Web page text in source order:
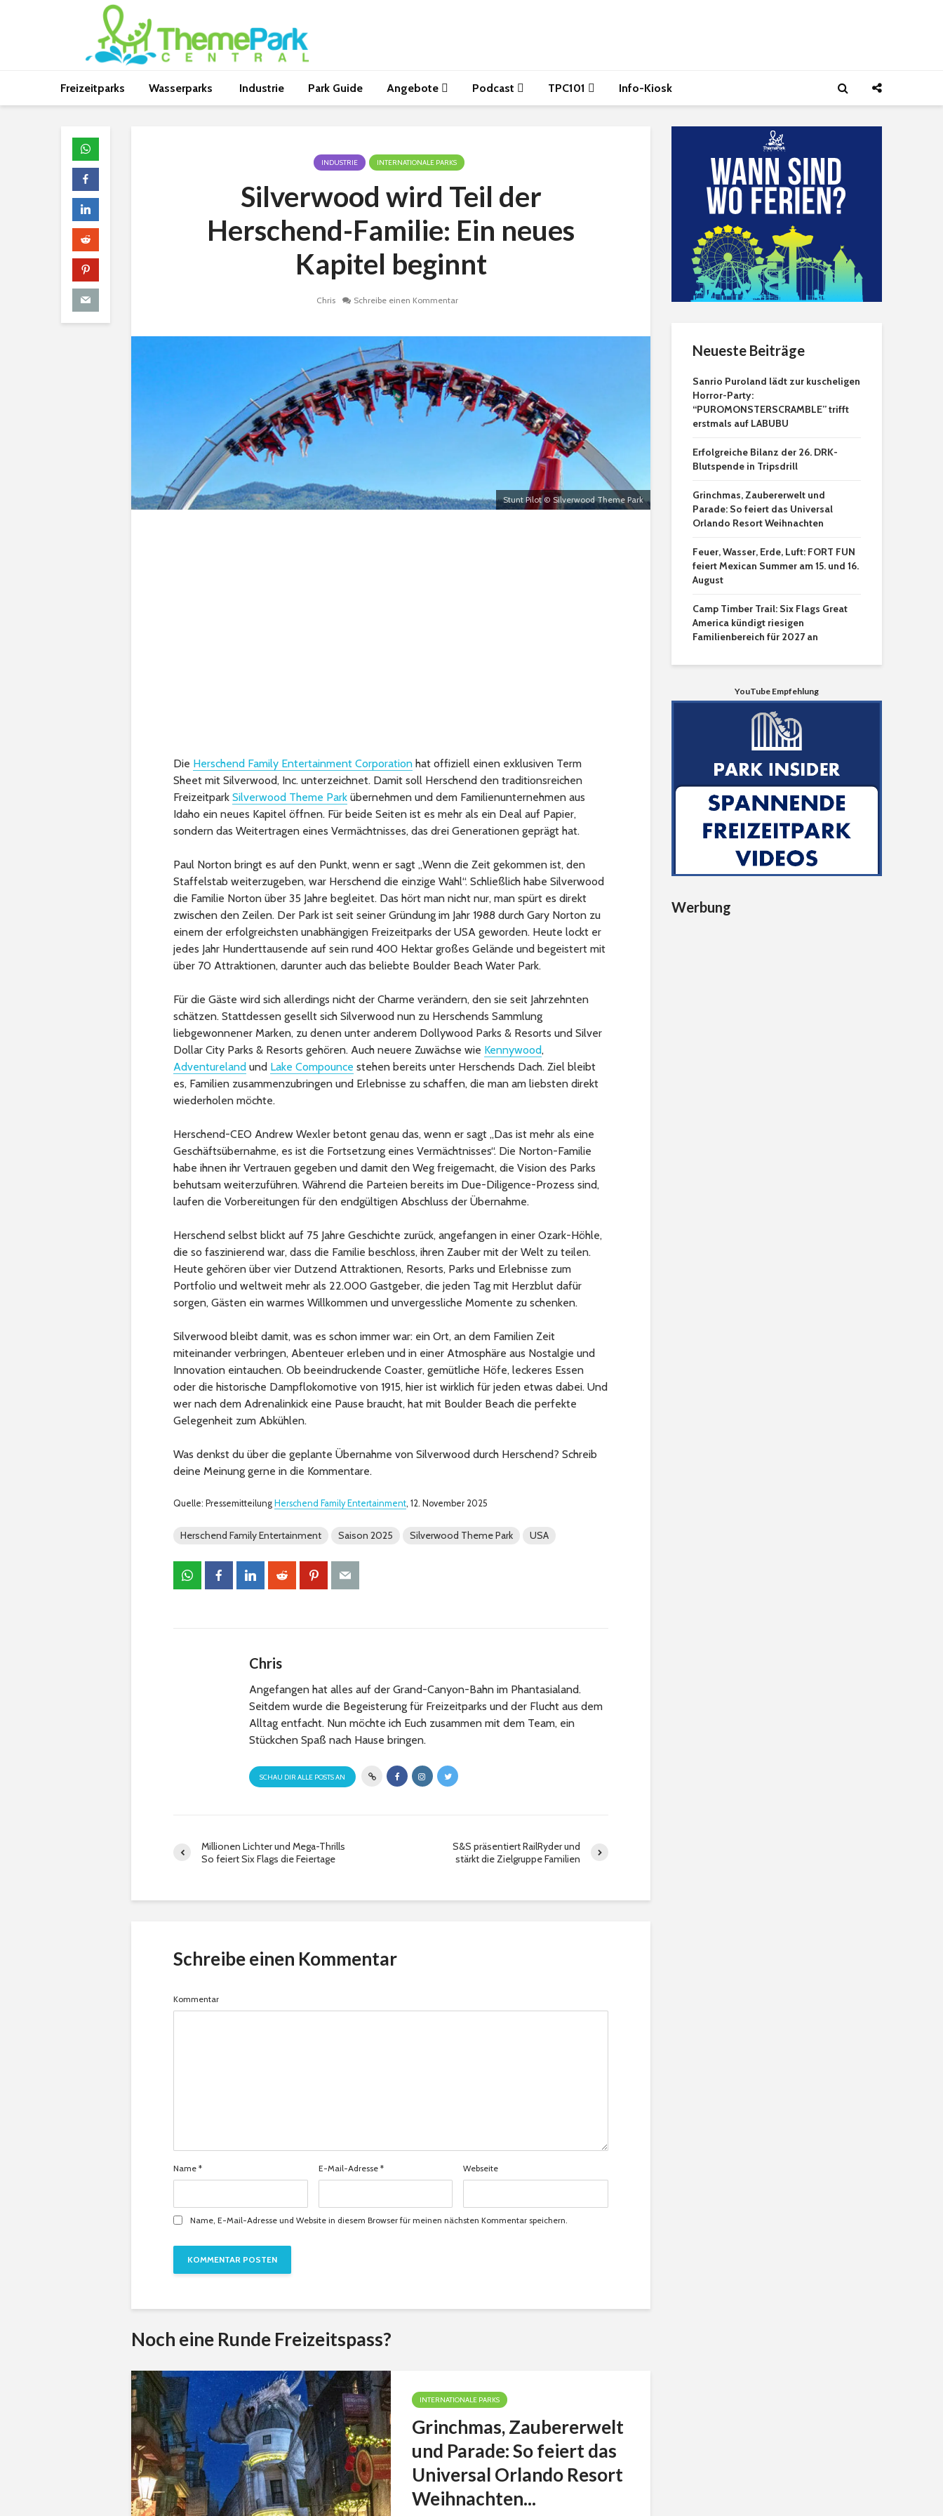
Freizeitparks Wasserparks Industrie Park Guide Angebote Podcast TPC101 Info-Kiosk
INDUSTRIE INTERNATIONALE PARKS
Silverwood wird Teil der
Herschend-Familie: Ein neues
Kapitel beginnt
Chris Schreibe einen Kommentar
Stunt Pilot © Silverwood Theme Park
Die Herschend Family Entertainment Corporation hat offiziell einen exklusiven Term
Sheet mit Silverwood, Inc. unterzeichnet. Damit soll Herschend den traditionsreichen
Freizeitpark Silverwood Theme Park übernehmen und dem Familienunternehmen aus
Idaho ein neues Kapitel öffnen. Für beide Seiten ist es mehr als ein Deal auf Papier,
sondern das Weitertragen eines Vermächtnisses, das drei Generationen geprägt hat.
Paul Norton bringt es auf den Punkt, wenn er sagt „Wenn die Zeit gekommen ist, den
Staffelstab weiterzugeben, war Herschend die einzige Wahl“. Schließlich habe Silverwood
die Familie Norton über 35 Jahre begleitet. Das hört man nicht nur, man spürt es direkt
zwischen den Zeilen. Der Park ist seit seiner Gründung im Jahr 1988 durch Gary Norton zu
einem der erfolgreichsten unabhängigen Freizeitparks der USA geworden. Heute lockt er
jedes Jahr Hunderttausende auf sein rund 400 Hektar großes Gelände und begeistert mit
über 70 Attraktionen, darunter auch das beliebte Boulder Beach Water Park.
Für die Gäste wird sich allerdings nicht der Charme verändern, den sie seit Jahrzehnten
schätzen. Stattdessen gesellt sich Silverwood nun zu Herschends Sammlung
liebgewonnener Marken, zu denen unter anderem Dollywood Parks & Resorts und Silver
Dollar City Parks & Resorts gehören. Auch neuere Zuwächse wie Kennywood,
Adventureland und Lake Compounce stehen bereits unter Herschends Dach. Ziel bleibt
es, Familien zusammenzubringen und Erlebnisse zu schaffen, die man am liebsten direkt
wiederholen möchte.
Herschend-CEO Andrew Wexler betont genau das, wenn er sagt „Das ist mehr als eine
Geschäftsübernahme, es ist die Fortsetzung eines Vermächtnisses“. Die Norton-Familie
habe ihnen ihr Vertrauen gegeben und damit den Weg freigemacht, die Vision des Parks
behutsam weiterzuführen. Während die Parteien bereits im Due-Diligence-Prozess sind,
laufen die Vorbereitungen für den endgültigen Abschluss der Übernahme.
Herschend selbst blickt auf 75 Jahre Geschichte zurück, angefangen in einer Ozark-Höhle,
die so faszinierend war, dass die Familie beschloss, ihren Zauber mit der Welt zu teilen.
Heute gehören über vier Dutzend Attraktionen, Resorts, Parks und Erlebnisse zum
Portfolio und weltweit mehr als 22.000 Gastgeber, die jeden Tag mit Herzblut dafür
sorgen, Gästen ein warmes Willkommen und unvergessliche Momente zu schenken.
Silverwood bleibt damit, was es schon immer war: ein Ort, an dem Familien Zeit
miteinander verbringen, Abenteuer erleben und in einer Atmosphäre aus Nostalgie und
Innovation eintauchen. Ob beeindruckende Coaster, gemütliche Höfe, leckeres Essen
oder die historische Dampflokomotive von 1915, hier ist wirklich für jeden etwas dabei. Und
wer nach dem Adrenalinkick eine Pause braucht, hat mit Boulder Beach die perfekte
Gelegenheit zum Abkühlen.
Was denkst du über die geplante Übernahme von Silverwood durch Herschend? Schreib
deine Meinung gerne in die Kommentare.
Quelle: Pressemitteilung Herschend Family Entertainment, 12. November 2025
Herschend Family Entertainment Saison 2025 Silverwood Theme Park USA
Chris
Angefangen hat alles auf der Grand-Canyon-Bahn im Phantasialand.
Seitdem wurde die Begeisterung für Freizeitparks und der Flucht aus dem
Alltag entfacht. Nun möchte ich Euch zusammen mit dem Team, ein
Stückchen Spaß nach Hause bringen.
SCHAU DIR ALLE POSTS AN
Millionen Lichter und Mega-Thrills
So feiert Six Flags die Feiertage
S&S präsentiert RailRyder und
stärkt die Zielgruppe Familien
Schreibe einen Kommentar
Kommentar
Name * E-Mail-Adresse * Webseite
Name, E-Mail-Adresse und Website in diesem Browser für meinen nächsten Kommentar speichern.
Noch eine Runde Freizeitspass?
INTERNATIONALE PARKS
Grinchmas, Zaubererwelt
und Parade: So feiert das
Universal Orlando Resort
Weihnachten...
Neueste Beiträge
Sanrio Puroland lädt zur kuscheligen
Horror-Party:
“PUROMONSTERSCRAMBLE” trifft
erstmals auf LABUBU
Erfolgreiche Bilanz der 26. DRK-
Blutspende in Tripsdrill
Grinchmas, Zaubererwelt und
Parade: So feiert das Universal
Orlando Resort Weihnachten
Feuer, Wasser, Erde, Luft: FORT FUN
feiert Mexican Summer am 15. und 16.
August
Camp Timber Trail: Six Flags Great
America kündigt riesigen
Familienbereich für 2027 an
YouTube Empfehlung
Werbung